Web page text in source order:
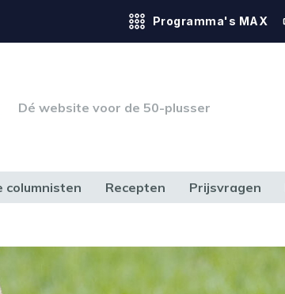
Programma's MAX
Dé website voor de 50-plusser
columnisten Recepten Prijsvragen